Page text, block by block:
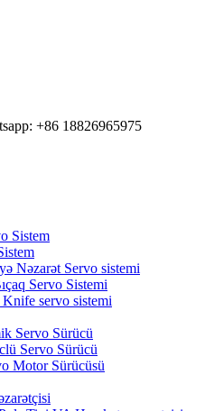
+86 18826965975
Sistem
Nəzarət Servo sistemi
Servo Sistemi
servo sistemi
Servo Sürücü
Servo Sürücü
Motor Sürücüsü